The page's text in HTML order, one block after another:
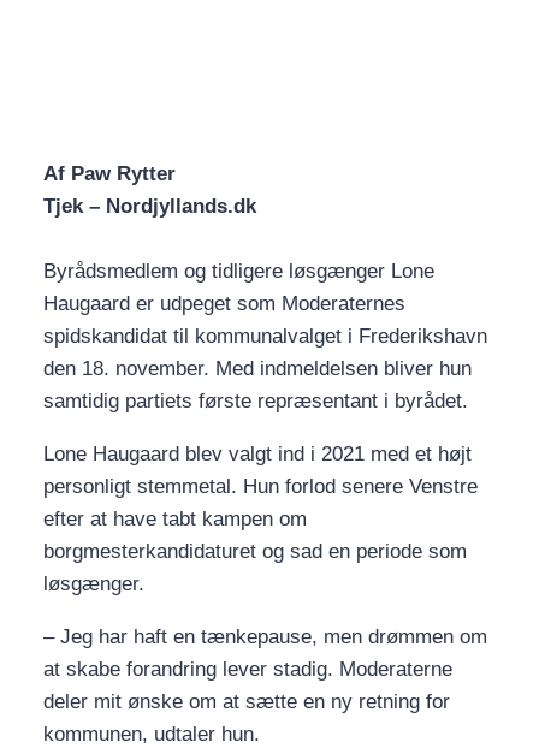
Af Paw Rytter
Tjek – Nordjyllands.dk
Byrådsmedlem og tidligere løsgænger Lone
Haugaard er udpeget som Moderaternes
spidskandidat til kommunalvalget i Frederikshavn
den 18. november. Med indmeldelsen bliver hun
samtidig partiets første repræsentant i byrådet.
Lone Haugaard blev valgt ind i 2021 med et højt
personligt stemmetal. Hun forlod senere Venstre
efter at have tabt kampen om
borgmesterkandidaturet og sad en periode som
løsgænger.
– Jeg har haft en tænkepause, men drømmen om
at skabe forandring lever stadig. Moderaterne
deler mit ønske om at sætte en ny retning for
kommunen, udtaler hun.